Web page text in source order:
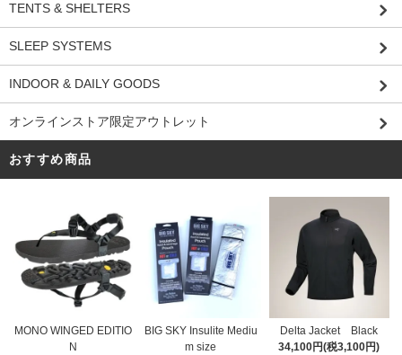
TENTS & SHELTERS
SLEEP SYSTEMS
INDOOR & DAILY GOODS
オンラインストア限定アウトレット
おすすめ商品
MONO WINGED EDITIO
N
BIG SKY Insulite Mediu
m size
Delta Jacket Black
34,100円(税3,100円)